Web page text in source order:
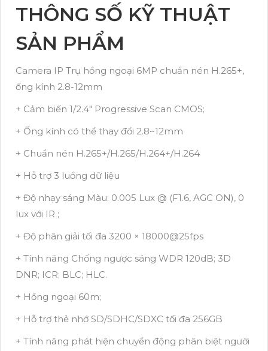
THÔNG SỐ KỸ THUẬT
SẢN PHẨM
Camera IP Trụ hồng ngoại 6MP chuẩn nén H.265+,
ống kính 2.8-12mm
+ Cảm biến 1/2.4" Progressive Scan CMOS;
+ Ống kính có thể thay đổi 2.8~12mm
+ Chuẩn nén H.265+/H.265/H.264+/H.264
+ Hỗ trợ 3 luồng dữ liệu
+ Độ nhạy sáng Màu: 0.005 Lux @ (F1.6, AGC ON), 0
lux với IR ;
+ Độ phân giải tối đa 3200 × 18000@25fps
+ Tính năng Chống ngược sáng WDR 120dB; 3D
DNR; ICR; BLC; HLC.
+ Hồng ngoại 60m;
+ Hỗ trợ thẻ nhớ SD/SDHC/SDXC tối đa 256GB
+ Tính năng phát hiện chuyển động phân biệt người